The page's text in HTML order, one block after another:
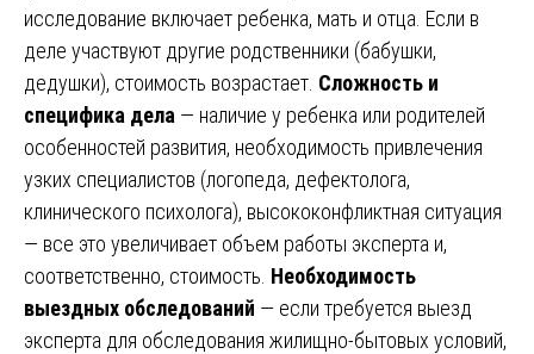
исследование включает ребенка, мать и отца. Если в
деле участвуют другие родственники (бабушки,
дедушки), стоимость возрастает. Сложность и
специфика дела — наличие у ребенка или родителей
особенностей развития, необходимость привлечения
узких специалистов (логопеда, дефектолога,
клинического психолога), высококонфликтная ситуация
— все это увеличивает объем работы эксперта и,
соответственно, стоимость. Необходимость
выездных обследований — если требуется выезд
эксперта для обследования жилищно-бытовых условий,